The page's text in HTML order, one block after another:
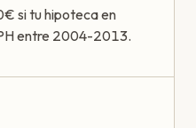
si tu hipoteca en
entre 2004-2013.